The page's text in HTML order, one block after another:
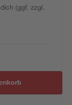
(ggf. zzgl.